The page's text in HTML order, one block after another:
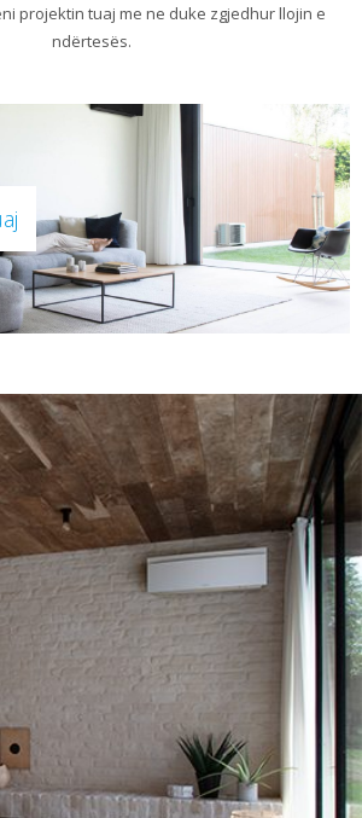
projektin tuaj me ne duke zgjedhur llojin e
ndërtesës.